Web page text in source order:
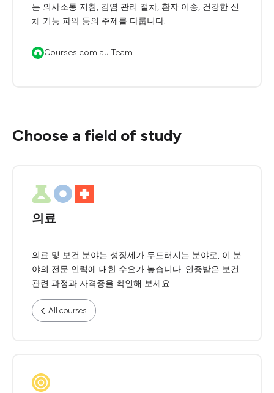
는 의사소통 지침, 감염 관리 절차, 환자 이송, 건강한 신
체 기능 파악 등의 주제를 다룹니다.
Courses.com.au Team
Choose a field of study
의료
의료 및 보건 분야는 성장세가 두드러지는 분야로, 이 분
야의 전문 인력에 대한 수요가 높습니다. 인증받은 보건
관련 과정과 자격증을 확인해 보세요.
All courses